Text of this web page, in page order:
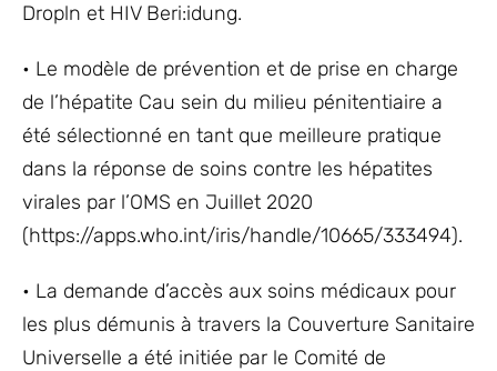
Dropln et HIV Beri:idung.
• Le modèle de prévention et de prise en charge
de l’hépatite Cau sein du milieu pénitentiaire a
été sélectionné en tant que meilleure pratique
dans la réponse de soins contre les hépatites
virales par l’OMS en Juillet 2020
(https://apps.who.int/iris/handle/10665/333494).
• La demande d’accès aux soins médicaux pour
les plus démunis à travers la Couverture Sanitaire
Universelle a été initiée par le Comité de